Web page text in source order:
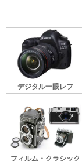
デジタル一眼レフ
フィルム・クラシック